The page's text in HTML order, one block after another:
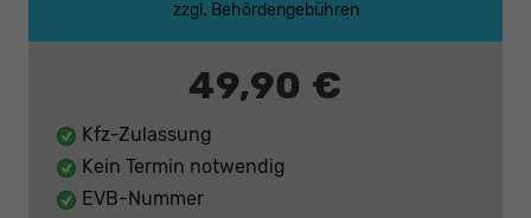
zzgl. Behördengebühren
49,90 €
Kfz-Zulassung
Kein Termin notwendig
EVB-Nummer